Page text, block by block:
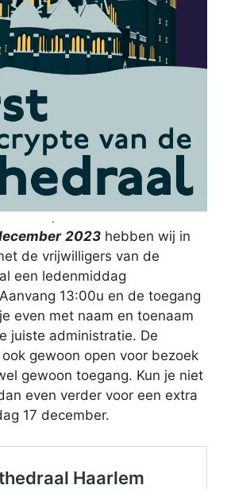
.
2023 hebben wij in
de vrijwilligers van de
een ledenmiddag
13:00u en de toegang
even met naam en toenaam
juiste administratie. De
gewoon open voor bezoek
gewoon toegang. Kun je niet
even verder voor een extra
17 december.